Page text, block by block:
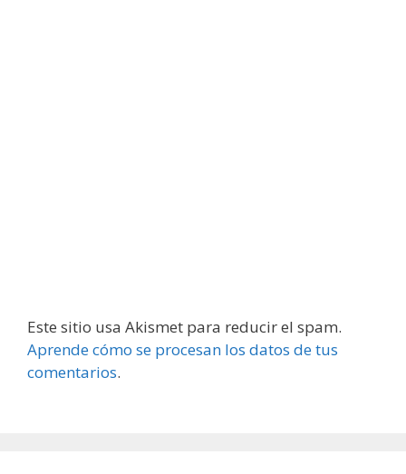
Este sitio usa Akismet para reducir el spam.
Aprende cómo se procesan los datos de tus
comentarios.